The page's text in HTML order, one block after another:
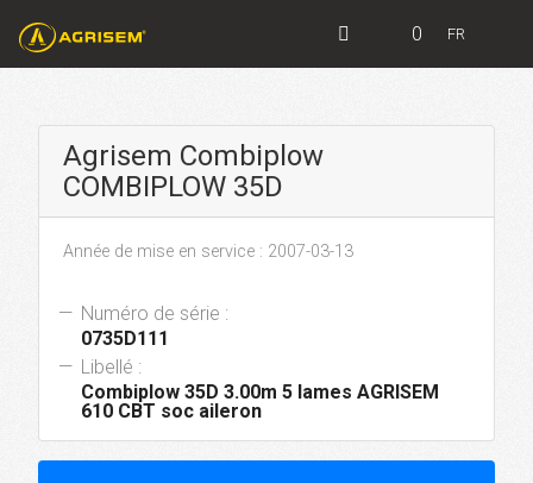
0 FR
Agrisem Combiplow
COMBIPLOW 35D
Année de mise en service : 2007-03-13
Numéro de série :
0735D111
Libellé :
Combiplow 35D 3.00m 5 lames AGRISEM
610 CBT soc aileron